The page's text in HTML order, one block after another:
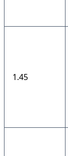
1.45